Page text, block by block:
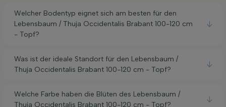
Welcher Bodentyp eignet sich am besten für den
Lebensbaum / Thuja Occidentalis Brabant 100-120 cm
- Topf?
Was ist der ideale Standort für den Lebensbaum /
Thuja Occidentalis Brabant 100-120 cm - Topf?
Welche Farbe haben die Blüten des Lebensbaum /
Thuja Occidentalis Brabant 100-120 cm - Topf?